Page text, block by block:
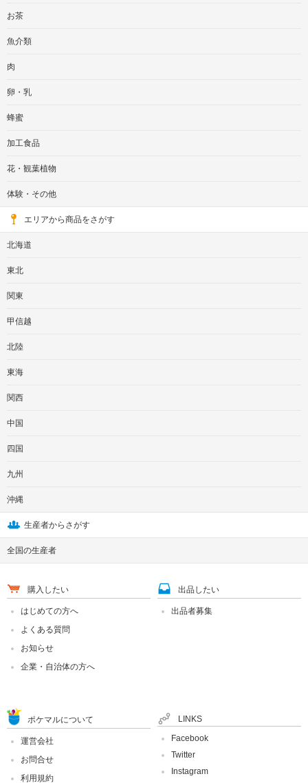
お茶
魚介類
肉
卵・乳
蜂蜜
加工食品
花・観葉植物
体験・その他
エリアから商品をさがす
北海道
東北
関東
甲信越
北陸
東海
関西
中国
四国
九州
沖縄
生産者からさがす
全国の生産者
購入したい
はじめての方へ
よくある質問
お知らせ
企業・自治体の方へ
出品したい
出品者募集
ポケマルについて
運営会社
お問合せ
利用規約
LINKS
Facebook
Twitter
Instagram